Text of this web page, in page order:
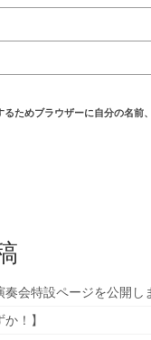
るためブラウザーに自分の名前
奏会特設ページを公開し
！】